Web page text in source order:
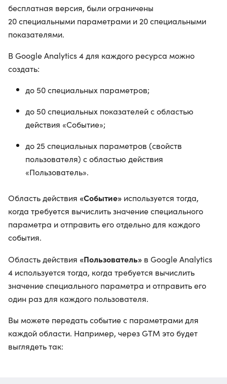
бесплатная версия, были ограничены
20 специальными параметрами и 20 специальными
показателями.
В Google Analytics 4 для каждого ресурса можно
создать:
до 50 специальных параметров;
до 50 специальных показателей с областью
действия «Событие»;
до 25 специальных параметров (свойств
пользователя) с областью действия
«Пользователь».
Область действия «Событие» используется тогда,
когда требуется вычислить значение специального
параметра и отправить его отдельно для каждого
события.
Область действия «Пользователь» в Google Analytics
4 используется тогда, когда требуется вычислить
значение специального параметра и отправить его
один раз для каждого пользователя.
Вы можете передать событие с параметрами для
каждой области. Например, через GTM это будет
выглядеть так: